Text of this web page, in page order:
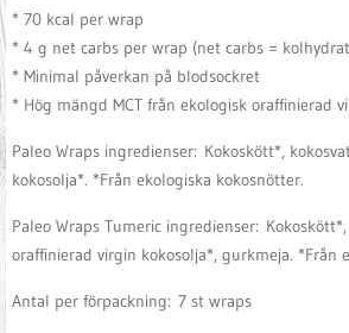
* 70 kcal per wrap
* 4 g net carbs per wrap (net carbs =
* Minimal påverkan på blodsockret
* Hög mängd MCT från ekologisk oraffinierad
Paleo Wraps ingredienser: Kokoskött*,
kokosolja*. *Från ekologiska kokosnötter.
Paleo Wraps Tumeric ingredienser:
oraffinierad virgin kokosolja*, gurkmeja. *Från
Antal per förpackning: 7 st wraps